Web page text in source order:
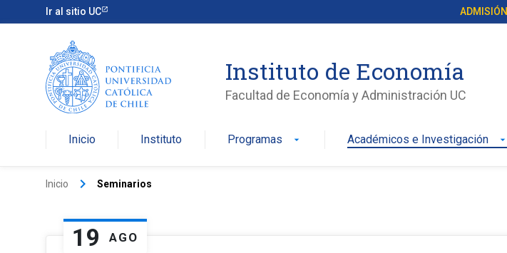
Ir al sitio UC ADMISIÓN
Instituto de Economía
Facultad de Economía y Administración UC
Inicio Instituto Programas arrow_drop_down Académicos e Investigación arrow_drop_down
Inicio keyboard_arrow_right Seminarios
19 AGO